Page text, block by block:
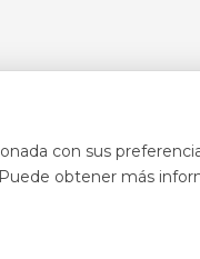
con
con sus
obtener más